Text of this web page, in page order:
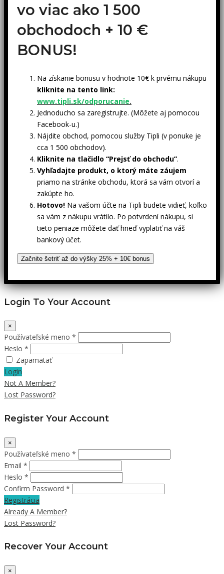
vo viac ako 1 500
obchodoch + 10 €
BONUS!
Na získanie bonusu v hodnote 10€ k prvému nákupu
kliknite na tento link:
www.tipli.sk/odporucanie.
Jednoducho sa zaregistrujte. (Môžete aj pomocou
Facebook-u.)
Nájdite obchod, pomocou služby Tipli (v ponuke je
cca 1 500 obchodov).
Kliknite na tlačidlo “Prejsť do obchodu”.
Vyhľadajte produkt, o ktorý máte záujem
priamo na stránke obchodu, ktorá sa vám otvorí a
zakúpte ho.
Hotovo! Na vašom účte na Tipli budete vidieť, koľko
sa vám z nákupu vrátilo. Po potvrdení nákupu, si
tieto peniaze môžete dať hneď vyplatiť na váš
bankový účet.
Začnite šetriť až do výšky 25% + 10€ bonus
Login To Your Account
×
Používateľské meno *
Heslo *
Zapamätať
Login
Not A Member?
Lost Password?
Register Your Account
×
Používateľské meno *
Email *
Heslo *
Confirm Password *
Registrácia
Already A Member?
Lost Password?
Recover Your Account
×